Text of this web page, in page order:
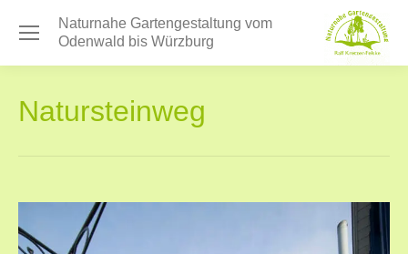
Naturnahe Gartengestaltung vom
Odenwald bis Würzburg
Natursteinweg